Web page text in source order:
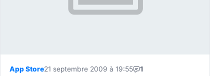
App Store21 septembre 2009 à 19:55 1